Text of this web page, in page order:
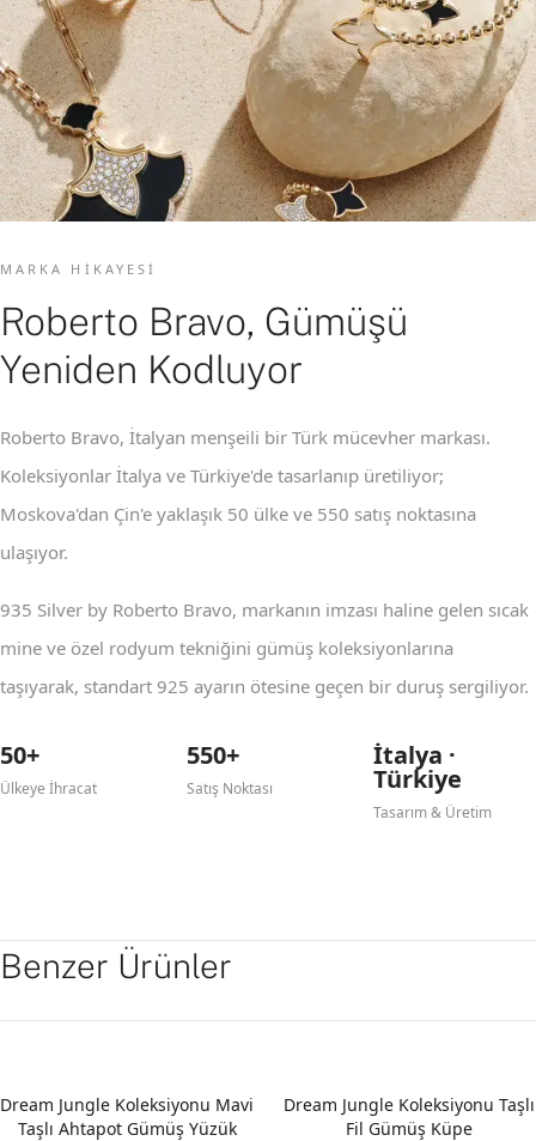
MARKA HIKAYESI
Roberto Bravo, Gümüşü
Yeniden Kodluyor
Roberto Bravo, İtalyan menşeili bir Türk mücevher markası.
Koleksiyonlar İtalya ve Türkiye'de tasarlanıp üretiliyor;
Moskova'dan Çin'e yaklaşık 50 ülke ve 550 satış noktasına
ulaşıyor.
935 Silver by Roberto Bravo, markanın imzası haline gelen sıcak
mine ve özel rodyum tekniğini gümüş koleksiyonlarına
taşıyarak, standart 925 ayarın ötesine geçen bir duruş sergiliyor.
50+
Ülkeye İhracat
550+
Satış Noktası
İtalya ·
Türkiye
Tasarım & Üretim
Benzer Ürünler
Dream Jungle Koleksiyonu Mavi
Taşlı Ahtapot Gümüş Yüzük
Dream Jungle Koleksiyonu Taşlı
Fil Gümüş Küpe